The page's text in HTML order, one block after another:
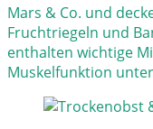
Mars & Co. und
Fruchtriegeln und
enthalten wichtige
Muskelfunktion